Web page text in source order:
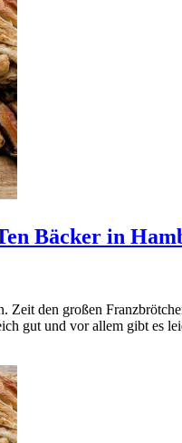
Bäcker in
den großen
gut und vor allem gibt es